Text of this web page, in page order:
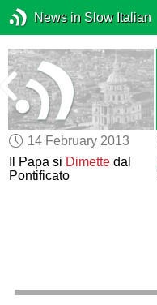
News in Slow Italian
14 February 2013
Il Papa si Dimette dal
Pontificato